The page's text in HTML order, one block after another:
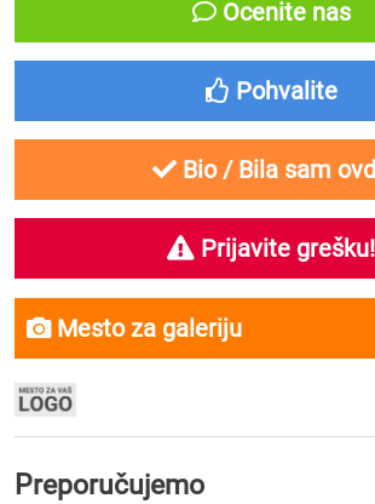
Ocenite nas
Pohvalite
Bio / Bila sam
Prijavite grešku!
Mesto za galeriju
Preporučujemo